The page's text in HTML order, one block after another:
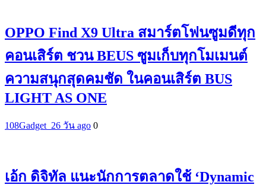
OPPO Find X9 Ultra สมาร์ตโฟนซูมดีทุก
คอนเสิร์ต ชวน BEUS ซูมเก็บทุกโมเมนต์
ความสนุกสุดคมชัด ในคอนเสิร์ต BUS
LIGHT AS ONE
108Gadget_26 วัน ago 0
เอ้ก ดิจิทัล แนะนักการตลาดใช้ ‘Dynamic